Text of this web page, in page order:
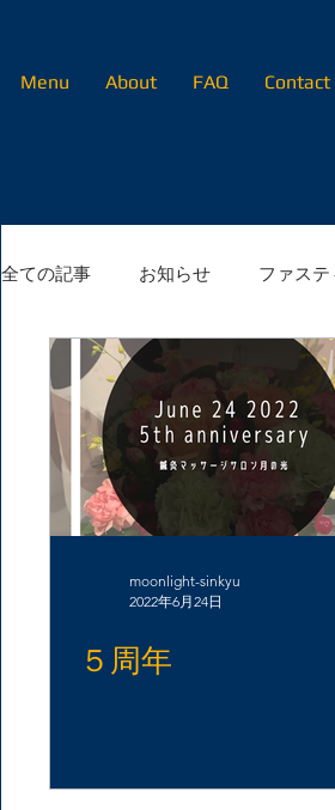
Menu About FAQ Contact
全ての記事 お知らせ ファス
初めてのかたへ
moonlight-sinkyu
2022年6月24日
５周年